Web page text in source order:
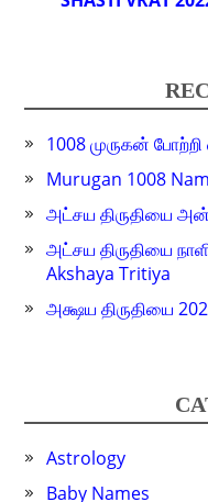
1008 முருகன்
Murugan 1008
அட்சய திருதியை
அட்சய திருதியை
Akshaya Tritiya
அக்ஷய திருதியை
Astrology
Baby Names